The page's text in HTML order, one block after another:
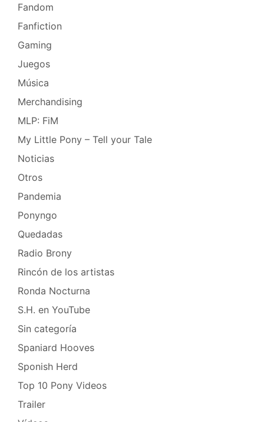
Fandom
Fanfiction
Gaming
Juegos
Música
Merchandising
MLP: FiM
My Little Pony – Tell your Tale
Noticias
Otros
Pandemia
Ponyngo
Quedadas
Radio Brony
Rincón de los artistas
Ronda Nocturna
S.H. en YouTube
Sin categoría
Spaniard Hooves
Sponish Herd
Top 10 Pony Videos
Trailer